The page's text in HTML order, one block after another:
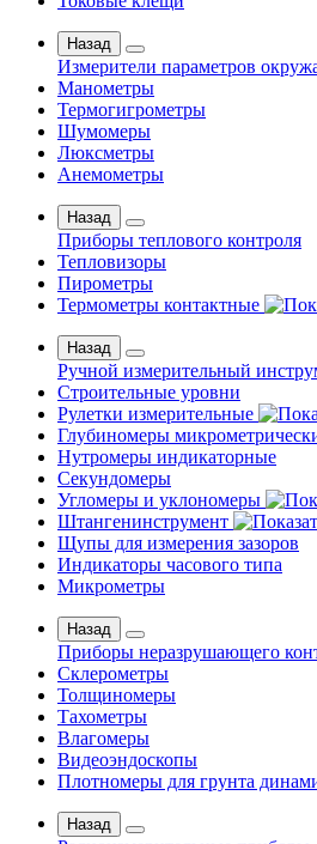
Назад
Измерители параметров
Манометры
Термогигрометры
Шумомеры
Люксметры
Анемометры
Назад
Приборы теплового контроля
Тепловизоры
Пирометры
Термометры контактные
Назад
Ручной измерительный
Строительные уровни
Рулетки измерительные
Глубиномеры
Нутромеры индикаторные
Секундомеры
Угломеры и уклономеры
Штангенинструмент
Щупы для измерения зазоров
Индикаторы часового типа
Микрометры
Назад
Приборы неразрушающего
Склерометры
Толщиномеры
Тахометры
Влагомеры
Видеоэндоскопы
Плотномеры для грунта
Назад